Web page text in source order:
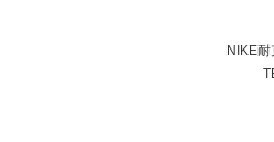
NIKE